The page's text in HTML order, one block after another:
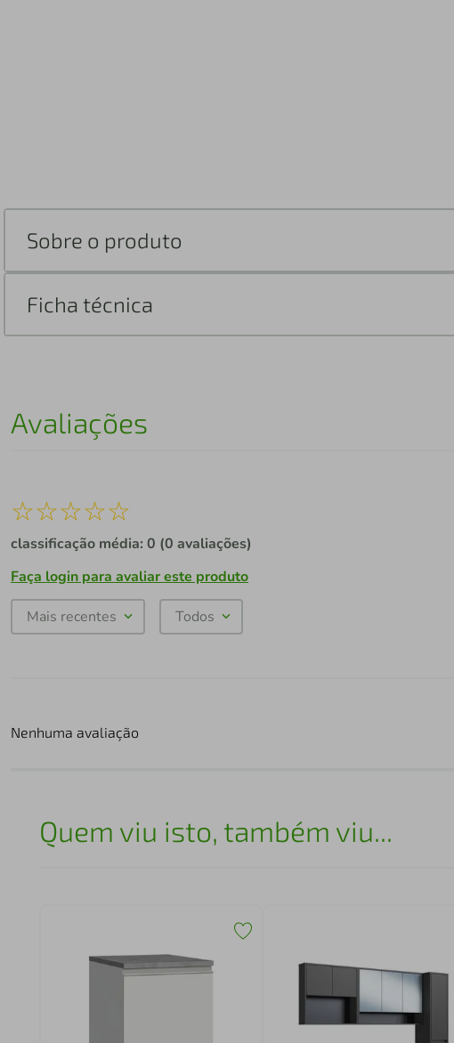
Sobre o produto
Ficha técnica
Avaliações
☆☆☆☆☆
classificação média: 0 (0 avaliações)
Faça login para avaliar este produto
Mais recentes Todos
Nenhuma avaliação
Quem viu isto, também viu...